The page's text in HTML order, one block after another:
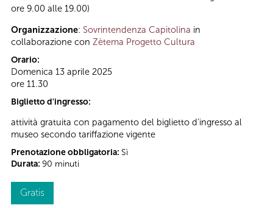
ore 9.00 alle 19.00)
Organizzazione: Sovrintendenza Capitolina in
collaborazione con Zètema Progetto Cultura
Orario:
Domenica 13 aprile 2025
ore 11.30
Biglietto d'ingresso:
attività gratuita con pagamento del biglietto d’ingresso al
museo secondo tariffazione vigente
Prenotazione obbligatoria: Sì
Durata: 90 minuti
Gratis